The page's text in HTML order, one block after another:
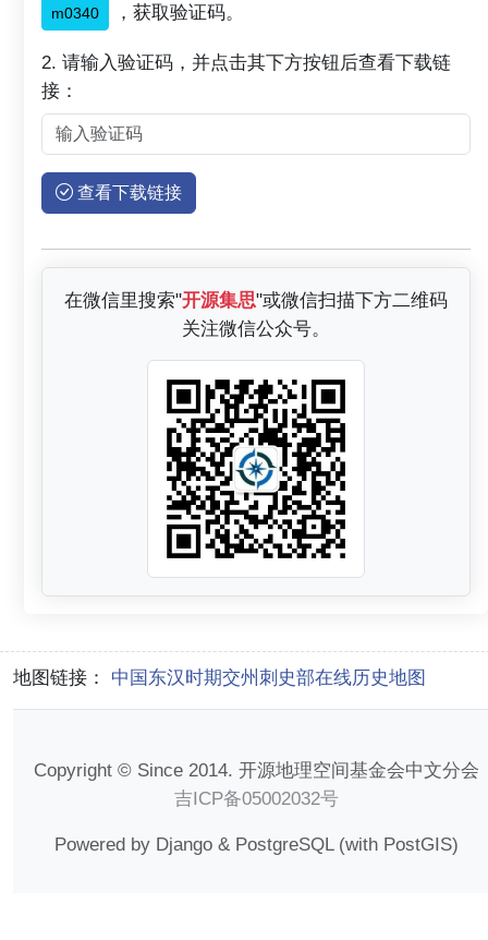
m0340 ，获取验证码。
2. 请输入验证码，并点击其下方按钮后查看下载链
接：
查看下载链接
在微信里搜索"开源集思"或微信扫描下方二维码
关注微信公众号。
地图链接： 中国东汉时期交州刺史部在线历史地图
Copyright © Since 2014. 开源地理空间基金会中文分会
吉ICP备05002032号
Powered by Django & PostgreSQL (with PostGIS)